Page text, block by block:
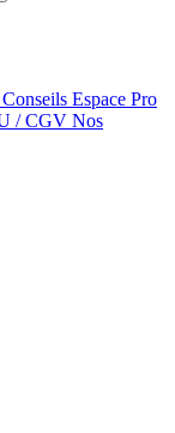
Espace Pro
/ CGV Nos